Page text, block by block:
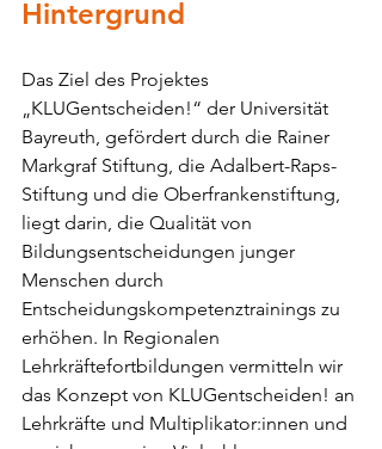
Hintergrund
Das Ziel des Projektes
„KLUGentscheiden!“ der Universität
Bayreuth, gefördert durch die Rainer
Markgraf Stiftung, die Adalbert-Raps-
Stiftung und die Oberfrankenstiftung,
liegt darin, die Qualität von
Bildungsentscheidungen junger
Menschen durch
Entscheidungskompetenztrainings zu
erhöhen. In Regionalen
Lehrkräftefortbildungen vermitteln wir
das Konzept von KLUGentscheiden! an
Lehrkräfte und Multiplikator:innen und